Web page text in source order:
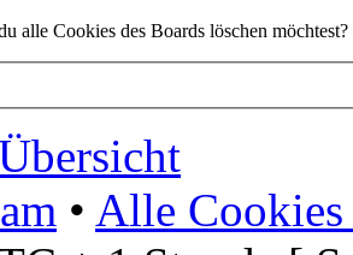
alle Cookies des Boards löschen möchtest?
• Alle Cookies